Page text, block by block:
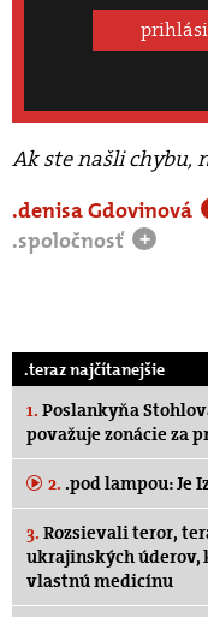
Ak ste našli chybu,
.denisa Gdovinová
.spoločnosť +
.teraz najčítanejšie
1. Poslankyňa
považuje zonácie za
2. .pod lampou: Je
3. Rozsievali teror,
ukrajinských úderov,
vlastnú medicínu